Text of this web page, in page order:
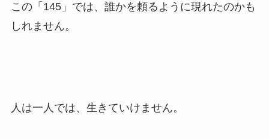
この「145」では、誰かを頼るように現れたのかも
しれません。
人は一人では、生きていけません。